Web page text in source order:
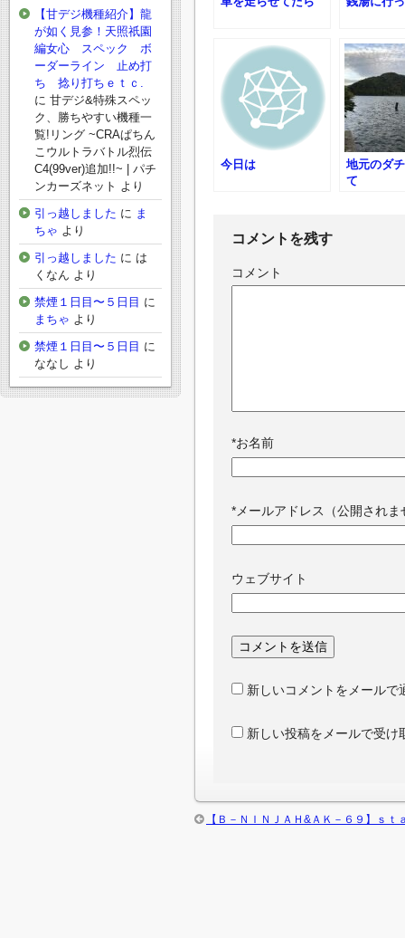
今日は
地元のダ
て
コメントを残す
コメント
*お名前
* メールアドレス（公開されま
ウェブサイト
新しいコメントをメールで
新しい投稿をメールで受け
【Ｂ－ＮＩＮＪＡＨ&ＡＫ－６９】ｓｔ
【甘デジ機種紹介】龍
が如く見参！天照祇園
編女心 スペック ボ
ーダーライン 止め打
ち 捻り打ちｅｔｃ.
に 甘デジ&特殊スペッ
ク、勝ちやすい機種一
覧!リング ~CRAぱちん
こウルトラバトル烈伝
C4(99ver)追加!!~ | パチ
ンカーズネット より
引っ越しました に ま
ちゃ より
引っ越しました に は
くなん より
禁煙１日目〜５日目 に
まちゃ より
禁煙１日目〜５日目 に
ななし より